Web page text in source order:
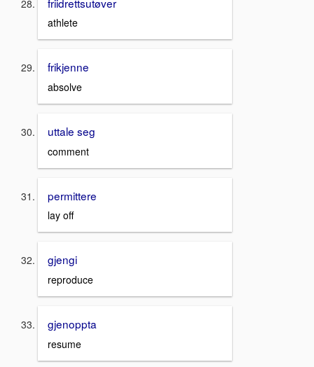
athlete
frikjenne
absolve
uttale seg
comment
permittere
lay off
gjengi
reproduce
gjenoppta
resume